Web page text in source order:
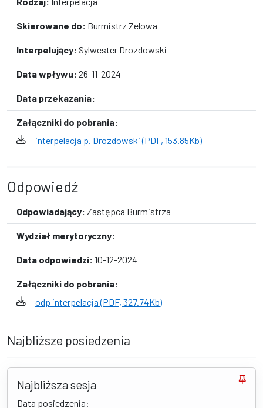
Skierowane do: Burmistrz Zelowa
Interpelujący: Sylwester Drozdowski
Data wpływu: 26-11-2024
Data przekazania:
Załączniki do pobrania:
interpelacja p. Drozdowski (PDF, 153.85Kb)
Odpowiedź
Odpowiadający: Zastępca Burmistrza
Wydział merytoryczny:
Data odpowiedzi: 10-12-2024
Załączniki do pobrania:
odp interpelacja (PDF, 327.74Kb)
Najbliższe posiedzenia
Najbliższa sesja
Data posiedzenia: -